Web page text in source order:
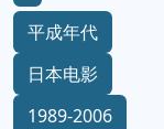
平成年代
日本电影
1989-2006